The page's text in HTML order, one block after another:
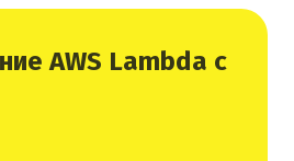
AWS Lambda с